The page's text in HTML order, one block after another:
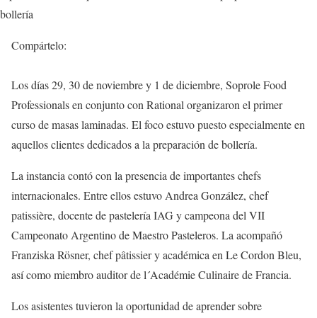
Compártelo:
Los días 29, 30 de noviembre y 1 de diciembre, Soprole Food
Professionals en conjunto con Rational organizaron el primer
curso de masas laminadas. El foco estuvo puesto especialmente en
aquellos clientes dedicados a la preparación de bollería.
La instancia contó con la presencia de importantes chefs
internacionales. Entre ellos estuvo Andrea González, chef
patissière, docente de pastelería IAG y campeona del VII
Campeonato Argentino de Maestro Pasteleros. La acompañó
Franziska Rösner, chef pâtissier y académica en Le Cordon Bleu,
así como miembro auditor de l´Académie Culinaire de Francia.
Los asistentes tuvieron la oportunidad de aprender sobre